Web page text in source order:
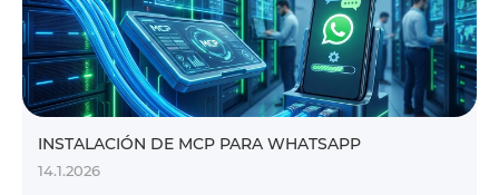
INSTALACIÓN DE MCP PARA WHATSAPP
14.1.2026